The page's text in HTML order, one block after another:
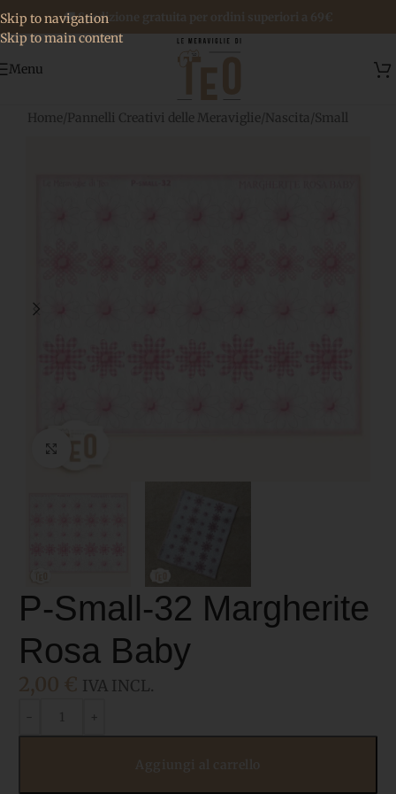
Skip to navigation
Skip to main content
🚚 Spedizione gratuita per ordini superiori a 69€
Menu
Home/Pannelli Creativi delle Meraviglie/Nascita /Small
P-Small-32 Margherite
Rosa Baby
IVA INCL.